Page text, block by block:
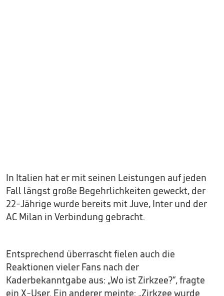
In Italien hat er mit seinen Leistungen auf jeden
Fall längst große Begehrlichkeiten geweckt, der
22-Jährige wurde bereits mit Juve, Inter und der
AC Milan in Verbindung gebracht.
Entsprechend überrascht fielen auch die
Reaktionen vieler Fans nach der
Kaderbekanntgabe aus: „Wo ist Zirkzee?“, fragte
ein X-User. Ein anderer meinte: „Zirkzee wurde